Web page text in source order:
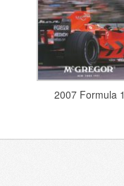
2007 Formula 1